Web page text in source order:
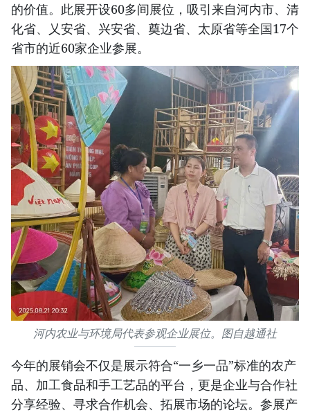
的价值。此展开设60多间展位，吸引来自河内市、清
化省、乂安省、兴安省、奠边省、太原省等全国17个
省市的近60家企业参展。
河内农业与环境局代表参观企业展位。图自越通社
今年的展销会不仅是展示符合“一乡一品”标准的农产
品、加工食品和手工艺品的平台，更是企业与合作社
分享经验、寻求合作机会、拓展市场的论坛。参展产